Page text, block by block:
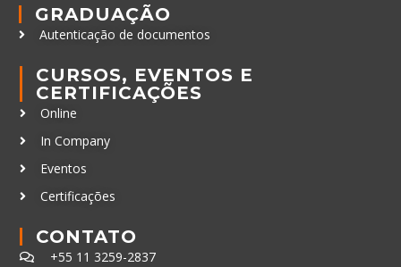
GRADUAÇÃO
Autenticação de documentos
CURSOS, EVENTOS E
CERTIFICAÇÕES
Online
In Company
Eventos
Certificações
CONTATO
+55 11 3259-2837